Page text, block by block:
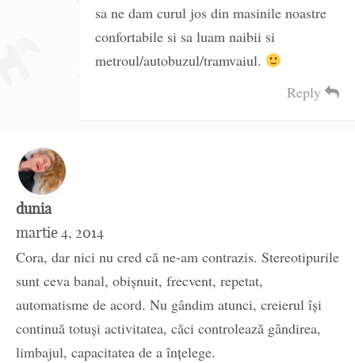
sa ne dam curul jos din masinile noastre
confortabile si sa luam naibii si
metroul/autobuzul/tramvaiul.
Reply
dunia
martie 4, 2014
Cora, dar nici nu cred că ne-am contrazis. Stereotipurile
sunt ceva banal, obișnuit, frecvent, repetat,
automatisme de acord. Nu gândim atunci, creierul își
continuă totuși activitatea, căci controlează gândirea,
limbajul, capacitatea de a înțelege.